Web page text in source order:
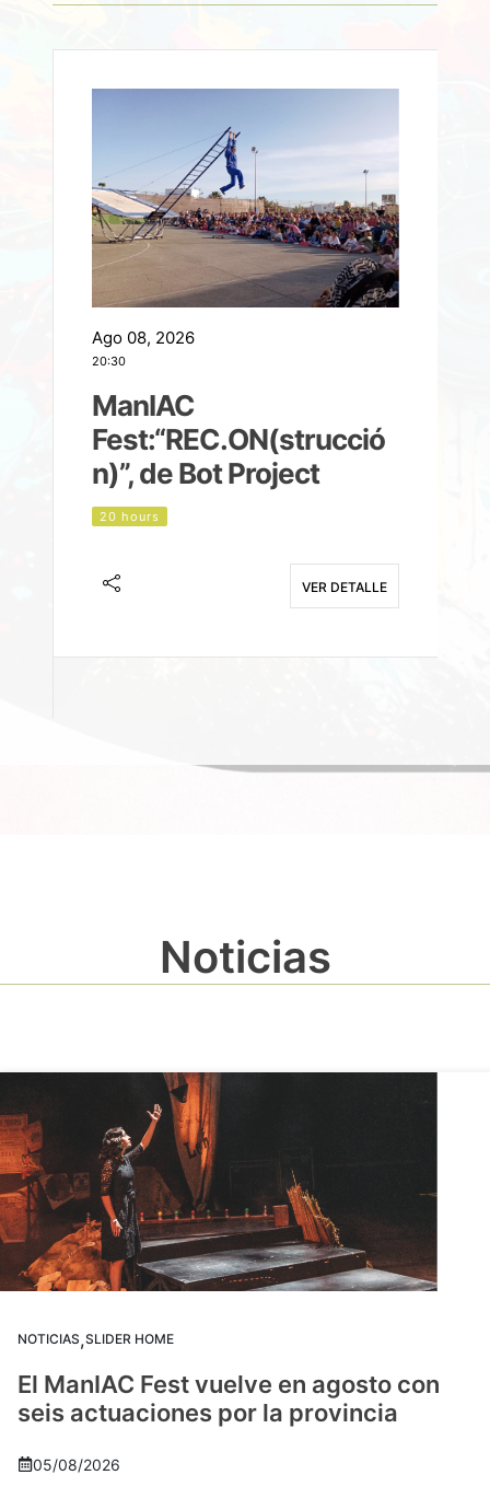
Ago 08, 2026
20:30
ManIAC
Fest:“REC.ON(strucció
n)”, de Bot Project
20 hours
VER DETALLE
Noticias
NOTICIAS,SLIDER HOME
El ManIAC Fest vuelve en agosto con
seis actuaciones por la provincia
05/08/2026